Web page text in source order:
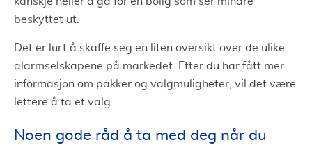
beskyttet ut.
Det er lurt å skaffe seg en liten oversikt over de ulike
alarmselskapene på markedet. Etter du har fått mer
informasjon om pakker og valgmuligheter, vil det være
lettere å ta et valg.
Noen gode råd å ta med deg når du